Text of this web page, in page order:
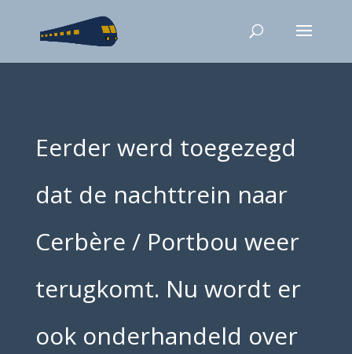
Eerder werd toegezegd
dat de nachttrein naar
Cerbère / Portbou weer
terugkomt. Nu wordt er
ook onderhandeld over